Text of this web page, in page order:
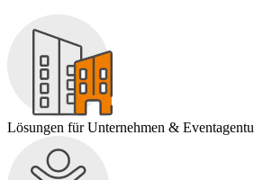
Lösungen für Unternehmen &